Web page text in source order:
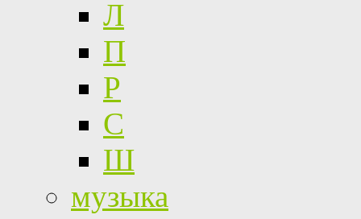
Л
П
Р
С
Ш
музыка